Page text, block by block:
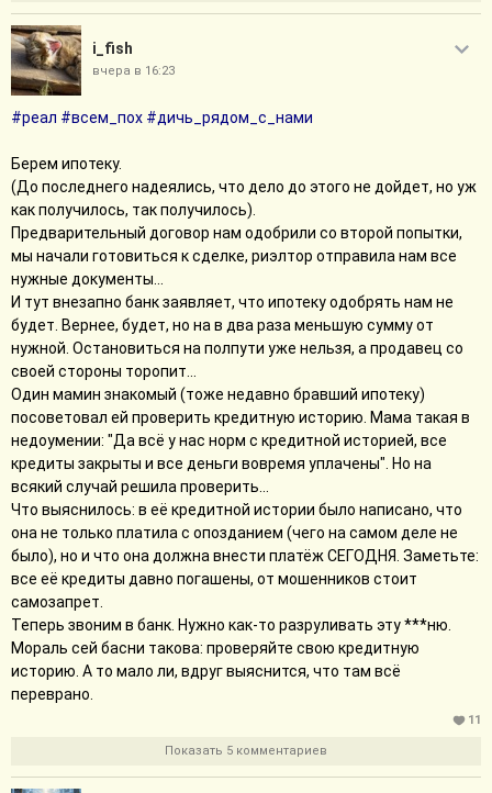
i_fish
вчера в 16:23
#реал #всем_пох #дичь_рядом_с_нами
Берем ипотеку.
(До последнего надеялись, что дело до этого не дойдет, но уж
как получилось, так получилось).
Предварительный договор нам одобрили со второй попытки,
мы начали готовиться к сделке, риэлтор отправила нам все
нужные документы...
И тут внезапно банк заявляет, что ипотеку одобрять нам не
будет. Вернее, будет, но на в два раза меньшую сумму от
нужной. Остановиться на полпути уже нельзя, а продавец со
своей стороны торопит...
Один мамин знакомый (тоже недавно бравший ипотеку)
посоветовал ей проверить кредитную историю. Мама такая в
недоумении: "Да всё у нас норм с кредитной историей, все
кредиты закрыты и все деньги вовремя уплачены". Но на
всякий случай решила проверить...
Что выяснилось: в её кредитной истории было написано, что
она не только платила с опозданием (чего на самом деле не
было), но и что она должна внести платёж СЕГОДНЯ. Заметьте:
все её кредиты давно погашены, от мошенников стоит
самозапрет.
Теперь звоним в банк. Нужно как-то разруливать эту ***ню.
Мораль сей басни такова: проверяйте свою кредитную
историю. А то мало ли, вдруг выяснится, что там всё
переврано.
11
Показать 5 комментариев